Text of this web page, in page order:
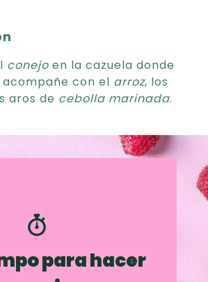
conejo en la cazuela donde
con el arroz, los
aros de cebolla marinada.
para hacer